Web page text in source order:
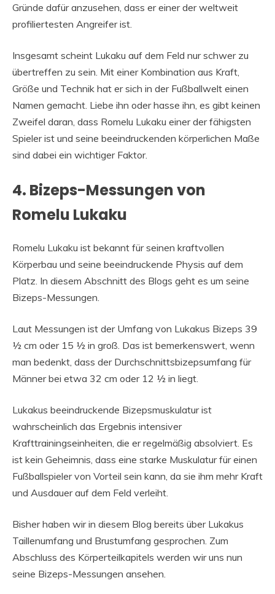
Gründe dafür anzusehen, dass er einer der weltweit
profiliertesten Angreifer ist.
Insgesamt scheint Lukaku auf dem Feld nur schwer zu
übertreffen zu sein. Mit einer Kombination aus Kraft,
Größe und Technik hat er sich in der Fußballwelt einen
Namen gemacht. Liebe ihn oder hasse ihn, es gibt keinen
Zweifel daran, dass Romelu Lukaku einer der fähigsten
Spieler ist und seine beeindruckenden körperlichen Maße
sind dabei ein wichtiger Faktor.
4. Bizeps-Messungen von
Romelu Lukaku
Romelu Lukaku ist bekannt für seinen kraftvollen
Körperbau und seine beeindruckende Physis auf dem
Platz. In diesem Abschnitt des Blogs geht es um seine
Bizeps-Messungen.
Laut Messungen ist der Umfang von Lukakus Bizeps 39
½ cm oder 15 ½ in groß. Das ist bemerkenswert, wenn
man bedenkt, dass der Durchschnittsbizepsumfang für
Männer bei etwa 32 cm oder 12 ½ in liegt.
Lukakus beeindruckende Bizepsmuskulatur ist
wahrscheinlich das Ergebnis intensiver
Krafttrainingseinheiten, die er regelmäßig absolviert. Es
ist kein Geheimnis, dass eine starke Muskulatur für einen
Fußballspieler von Vorteil sein kann, da sie ihm mehr Kraft
und Ausdauer auf dem Feld verleiht.
Bisher haben wir in diesem Blog bereits über Lukakus
Taillenumfang und Brustumfang gesprochen. Zum
Abschluss des Körperteilkapitels werden wir uns nun
seine Bizeps-Messungen ansehen.